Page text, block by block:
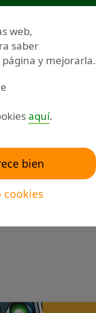
Redes sociales
Voluntariado
web,
saber
y mejorarla.
aquí.
bien
cookies